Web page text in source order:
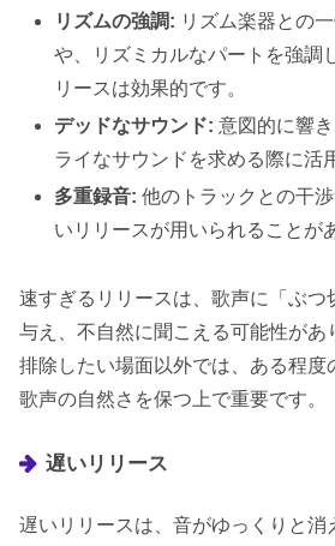
リズムの強調: リズム楽器との
や、リズミカルなパートを強調
リースは効果的です。
デッドなサウンド: 意図的に響
ライなサウンドを求める際に活
多重録音: 他のトラックとの干
いリリースが用いられることが
速すぎるリリースは、歌声に「ぶつ
与え、不自然に聞こえる可能性があ
排除したい場面以外では、ある程度
歌声の自然さを保つ上で重要です。
遅いリリース
遅いリリースは、音がゆっくりと消